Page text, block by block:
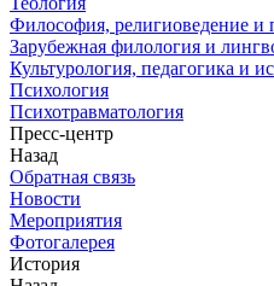
Философия, религиоведение и
Зарубежная филология и
Культурология, педагогика и
Психология
Психотравматология
Пресс-центр
Назад
Обратная связь
Новости
Мероприятия
Фотогалерея
История